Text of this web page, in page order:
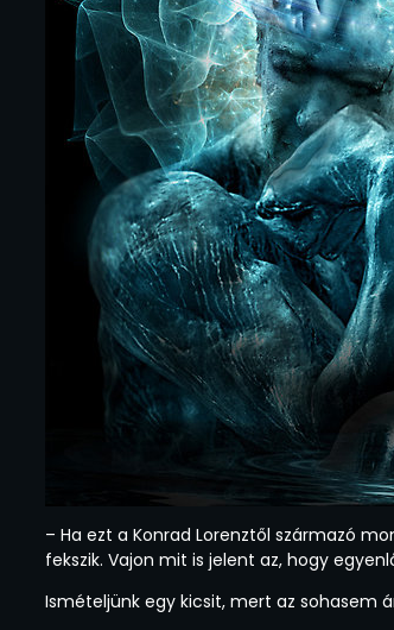
– Ha ezt a Konrad Lorenztől származó
fekszik. Vajon mit is jelent az, hogy
Ismételjünk egy kicsit, mert az sohasem